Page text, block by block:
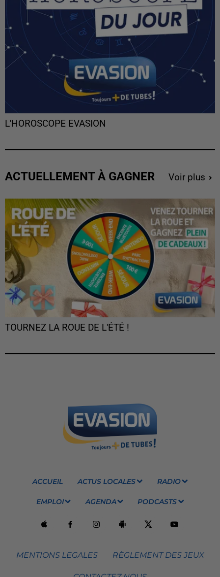
L'HOROSCOPE EVASION
ACTUELLEMENT À GAGNER Voir plus
TOURNEZ LA ROUE DE L'ÉTÉ !
ACCUEIL ACTUS LOCALES RADIO
EMPLOI AGENDA PODCASTS
MENTIONS LEGALES RÈGLEMENT DES JEUX